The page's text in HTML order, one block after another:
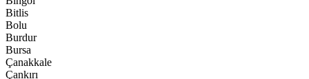
Bitlis
Bolu
Burdur
Bursa
Çanakkale
Çankırı